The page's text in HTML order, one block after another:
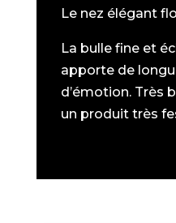
Le nez élégant
La bulle fine et
apporte de
d’émotion. Très
un produit très